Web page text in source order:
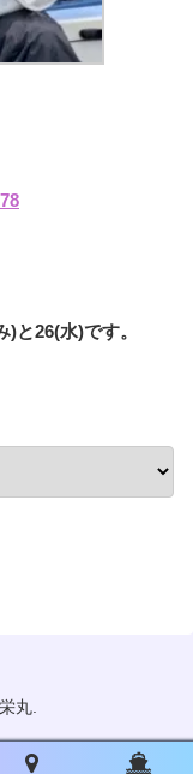
と26(水)です。
丸.